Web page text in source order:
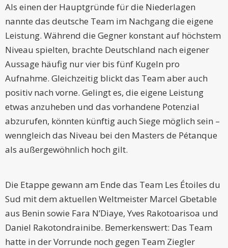
Als einen der Hauptgründe für die Niederlagen
nannte das deutsche Team im Nachgang die eigene
Leistung. Während die Gegner konstant auf höchstem
Niveau spielten, brachte Deutschland nach eigener
Aussage häufig nur vier bis fünf Kugeln pro
Aufnahme. Gleichzeitig blickt das Team aber auch
positiv nach vorne. Gelingt es, die eigene Leistung
etwas anzuheben und das vorhandene Potenzial
abzurufen, könnten künftig auch Siege möglich sein –
wenngleich das Niveau bei den Masters de Pétanque
als außergewöhnlich hoch gilt.
Die Etappe gewann am Ende das Team Les Étoiles du
Sud mit dem aktuellen Weltmeister Marcel Gbetable
aus Benin sowie Fara N’Diaye, Yves Rakotoarisoa und
Daniel Rakotondrainibe. Bemerkenswert: Das Team
hatte in der Vorrunde noch gegen Team Ziegler